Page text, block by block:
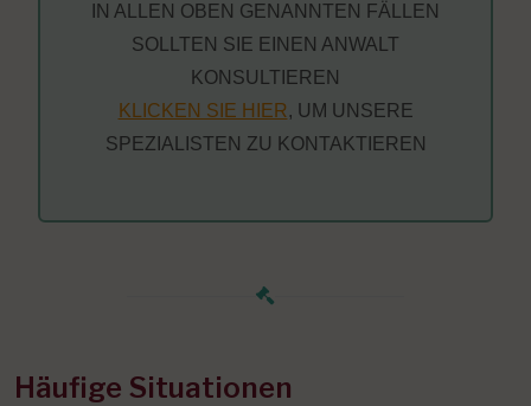
IN ALLEN OBEN GENANNTEN FÄLLEN
SOLLTEN SIE EINEN ANWALT
KONSULTIEREN
KLICKEN SIE HIER, UM UNSERE
SPEZIALISTEN ZU KONTAKTIEREN
Häufige Situationen